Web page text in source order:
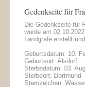
Gedenkseite für
Die Gedenkseite für
wurde am
Landgrafe erstellt
Geburtsdatum: 10.
Geburtsort: Alsdorf
Sterbedatum: 03.
Sterbeort: Dortmund
Sternzeichen: